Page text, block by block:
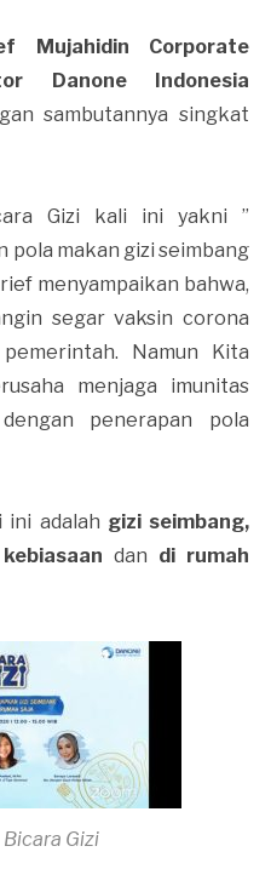
Mujahidin Corporate
Danone Indonesia
sambutannya singkat
Gizi kali ini yakni ”
pola makan gizi seimbang
menyampaikan bahwa,
segar vaksin corona
Namun Kita
menjaga imunitas
penerapan pola
ini adalah gizi seimbang,
dan di rumah
Gizi